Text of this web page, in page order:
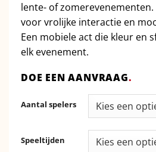
lente- of
voor vrolijke interactie en
Een mobiele act die kleur en
elk evenement.
DOE EEN AANVRAAG.
Aantal spelers
Speeltijden